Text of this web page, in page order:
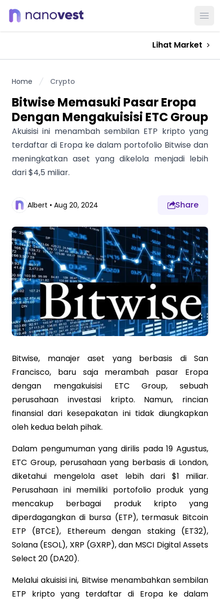
Lihat Market
Home Crypto
Bitwise Memasuki Pasar Eropa
Dengan Mengakuisisi ETC Group
Akuisisi ini menambah sembilan ETP kripto yang
terdaftar di Eropa ke dalam portofolio Bitwise dan
meningkatkan aset yang dikelola menjadi lebih
dari $4,5 miliar.
Albert • Aug 20, 2024 Share
Bitwise, manajer aset yang berbasis di San
Francisco, baru saja merambah pasar Eropa
dengan mengakuisisi ETC Group, sebuah
perusahaan investasi kripto. Namun, rincian
finansial dari kesepakatan ini tidak diungkapkan
oleh kedua belah pihak.
Dalam pengumuman yang dirilis pada 19 Agustus,
ETC Group, perusahaan yang berbasis di London,
diketahui mengelola aset lebih dari $1 miliar.
Perusahaan ini memiliki portofolio produk yang
mencakup berbagai produk kripto yang
diperdagangkan di bursa (ETP), termasuk Bitcoin
ETP (BTCE), Ethereum dengan staking (ET32),
Solana (ESOL), XRP (GXRP), dan MSCI Digital Assets
Select 20 (DA20).
Melalui akuisisi ini, Bitwise menambahkan sembilan
ETP kripto yang terdaftar di Eropa ke dalam